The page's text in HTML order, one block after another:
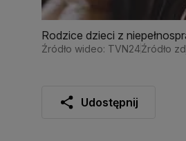
Rodzice dzieci z
Źródło wideo: TVN24Źródło
Udostępnij